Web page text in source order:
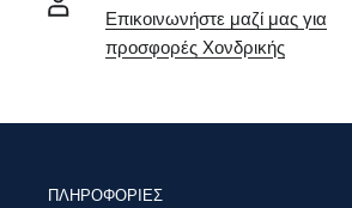
Επικοινωνήστε μαζί μας για
προσφορές Χονδρικής
ΠΛΗΡΟΦΟΡΊΕΣ